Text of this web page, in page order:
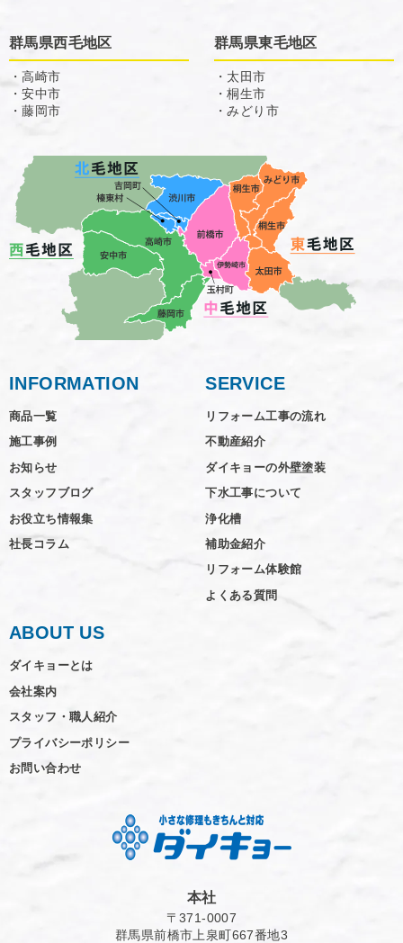
群馬県西毛地区
・高崎市
・安中市
・藤岡市
群馬県東毛地区
・太田市
・桐生市
・みどり市
INFORMATION
商品一覧
施工事例
お知らせ
スタッフブログ
お役立ち情報集
社長コラム
SERVICE
リフォーム工事の流れ
不動産紹介
ダイキョーの外壁塗装
下水工事について
浄化槽
補助金紹介
リフォーム体験館
よくある質問
ABOUT US
ダイキョーとは
会社案内
スタッフ・職人紹介
プライバシーポリシー
お問い合わせ
本社
〒371-0007
群馬県前橋市上泉町667番地3